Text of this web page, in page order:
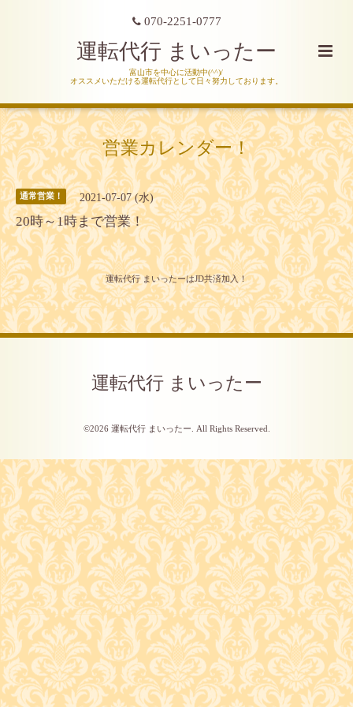
070-2251-0777
運転代行 まいったー
富山市を中心に活動中(^^)/
オススメいただける運転代行として日々努力しております。
営業カレンダー！
通常営業！ 2021-07-07 (水)
20時～1時まで営業！
運転代行 まいったーはJD共済加入！
運転代行 まいったー
©2026 運転代行 まいったー . All Rights Reserved.